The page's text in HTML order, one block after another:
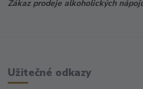
Zákaz prodeje alkoholických
Užitečné odkazy